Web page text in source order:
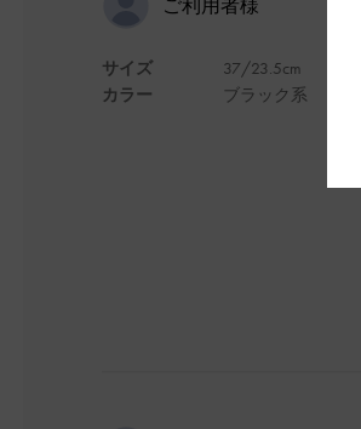
ご利用者様
サイズ
カラー
37/23.5cm
ブラック系